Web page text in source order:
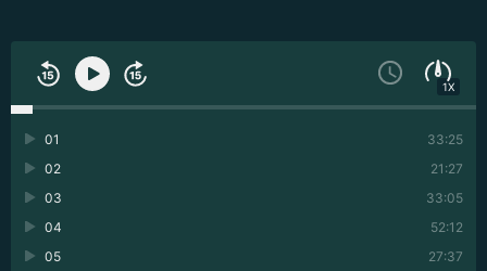
1X
33:25
01
21:27
02
33:05
03
52:12
04
27:37
05